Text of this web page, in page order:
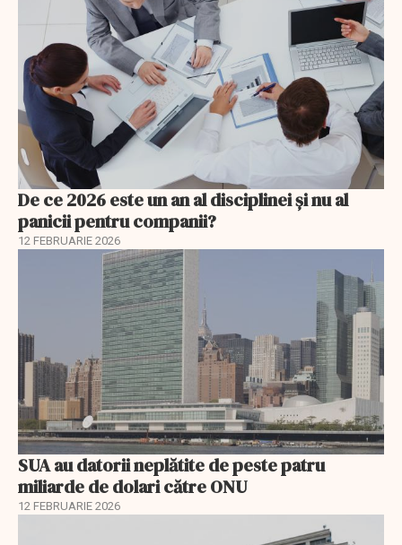
De ce 2026 este un an al disciplinei și nu al
panicii pentru companii?
12 FEBRUARIE 2026
SUA au datorii neplătite de peste patru
miliarde de dolari către ONU
12 FEBRUARIE 2026